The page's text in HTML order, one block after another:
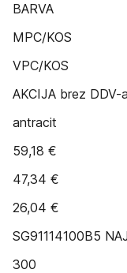
BARVA
MPC/KOS
VPC/KOS
AKCIJA brez DDV-a
antracit
59,18 €
47,34 €
26,04 €
SG91114100B5
300